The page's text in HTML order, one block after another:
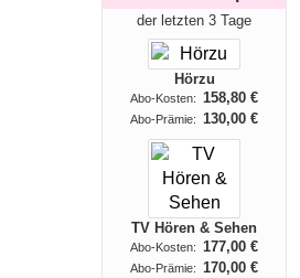
der letzten 3 Tage
Hörzu
Abo-Kosten: 158,80 €
Abo-Prämie: 130,00 €
TV Hören & Sehen
Abo-Kosten: 177,00 €
Abo-Prämie: 170,00 €